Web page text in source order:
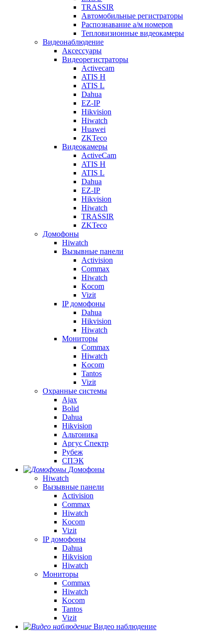
TRASSIR
Автомобильные регистраторы
Распознавание а/м номеров
Тепловизионные видеокамеры
Видеонаблюдение
Аксессуары
Видеорегистраторы
Activecam
ATIS H
ATIS L
Dahua
EZ-IP
Hikvision
Hiwatch
Huawei
ZKTeco
Видеокамеры
ActiveCam
ATIS H
ATIS L
Dahua
EZ-IP
Hikvision
Hiwatch
TRASSIR
ZKTeco
Домофоны
Hiwatch
Вызывные панели
Activision
Commax
Hiwatch
Kocom
Vizit
IP домофоны
Dahua
Hikvision
Hiwatch
Мониторы
Commax
Hiwatch
Kocom
Tantos
Vizit
Охранные системы
Ajax
Bolid
Dahua
Hikvision
Альтоника
Аргус Спектр
Рубеж
СПЭК
Домофоны
Hiwatch
Вызывные панели
Activision
Commax
Hiwatch
Kocom
Vizit
IP домофоны
Dahua
Hikvision
Hiwatch
Мониторы
Commax
Hiwatch
Kocom
Tantos
Vizit
Видео наблюдение